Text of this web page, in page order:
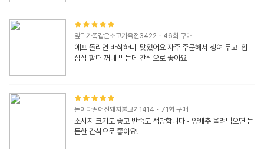
앞뒤가똑같은소고기육전3422 · 46회 구매
에프 돌리면 바삭하니  맛있어요 자주 주문해서 쟁여 두고  입
돈이다떨어진돼지불고기1414 · 71회 구매
소시지 크기도 좋고 반죽도 적당합니다~ 양배추 올려먹으면 든
든한 간식으로 좋아요!